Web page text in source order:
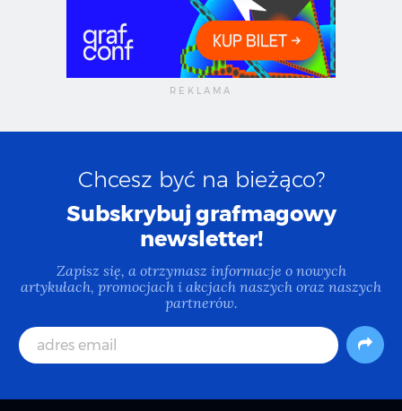
Chcesz być na bieżąco?
Subskrybuj grafmagowy
newsletter!
Zapisz się, a otrzymasz informacje o nowych
artykułach, promocjach i akcjach naszych oraz naszych
partnerów.